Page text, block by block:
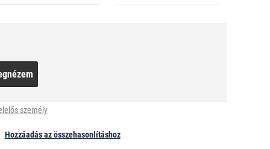
személy
Hozzáadás az összehasonlításhoz